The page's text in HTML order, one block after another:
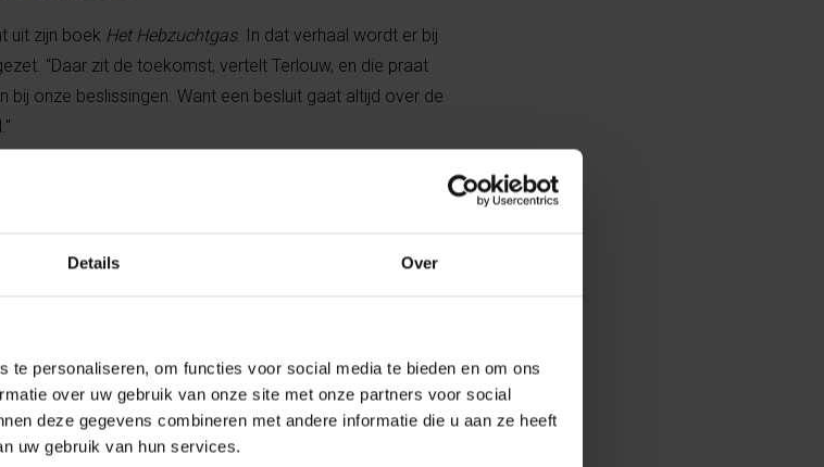
Details Over
te personaliseren, om functies voor social media te bieden en om ons
over uw gebruik van onze site met onze partners voor social
deze gegevens combineren met andere informatie die u aan ze heeft
uw gebruik van hun services.
uit zijn boek Het Hebzuchtgas. In dat verhaal wordt er bij
“Daar zit de toekomst, vertelt Terlouw, en die praat
onze beslissingen. Want een besluit gaat altijd over de
we niet”.